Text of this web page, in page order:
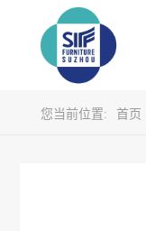
您当前位置: 首页